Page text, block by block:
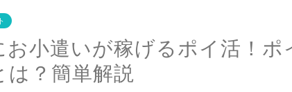
お小遣いが稼げるポイ活！ポ
は？簡単解説